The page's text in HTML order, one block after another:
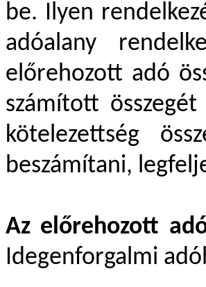
be. Ilyen
adóalany
előrehozott adó
számított
kötelezettség
beszámítani,
Az előrehozott
Idegenforgalmi